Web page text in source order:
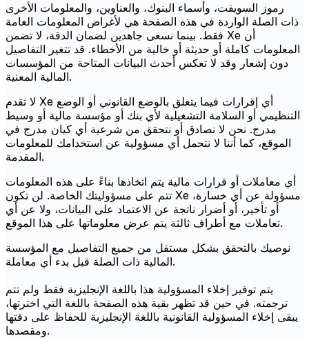
رموز السويفت، وأسماء البنوك، والعناوين، والمعلومات الأخرى
ذات الصلة الواردة في هذه الصفحة هي لأغراض المعلومات العامة
فقط. بينما نسعى جاهدين لضمان الدقة، لا تضمن Xe أن
المعلومات كاملة أو حديثة أو خالية من الأخطاء. قد تتغير التفاصيل
دون إشعار وقد لا تعكس أحدث البيانات المتاحة من المؤسسات
المالية المعنية.
لا تقدم Xe أي إقرارات فيما يتعلق بالوضع القانوني أو الوضع
التنظيمي أو السلامة التشغيلية لأي بنك أو مؤسسة مالية أو وسيط
مدرج. نحن لا نصادق أو نتحقق من شرعية أي كيان مدرج في
الموقع، كما أننا لا نتحمل أي مسؤولية عن استخدامك للمعلومات
المقدمة.
أي معاملات أو قرارات مالية يتم اتخاذها بناءً على هذه المعلومات
تتم على مسؤوليتك الخاصة. لن تكون Xe مسؤولة عن أي خسارة،
أو تأخير، أو أضرار ناتجة عن الاعتماد على البيانات، ولا عن أي
تعاملات مع أطراف ثالثة يتم عرض معلوماتها على هذا الموقع.
نوصيك بالتحقق بشكل مستقل من جميع التفاصيل مع المؤسسة
المالية ذات الصلة قبل بدء أي معاملة.
يتم توفير إخلاء المسؤولية هذا باللغة الإنجليزية فقط ولم تتم
ترجمته. في حين قد تظهر بقية هذه الصفحة باللغة التي اخترتها،
يبقى إخلاء المسؤولية القانونية باللغة الإنجليزية للحفاظ على دقتها
ومقصدها.